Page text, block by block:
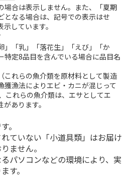
場合は表示しません。また、「夏期
となる場合は、記号での表示はせ
しています。
」「乳」「落花生」「えび」「か
特定8品目を含んでいる場合に品目名
れらの魚介類を原材料として製造
獲漁法によりエビ・カニが混じって
これらの魚介類は、エサとしてエ
あります。
。
ていない「小道具類」はお届け
ません。
パソコンなどの環境により、実
す。